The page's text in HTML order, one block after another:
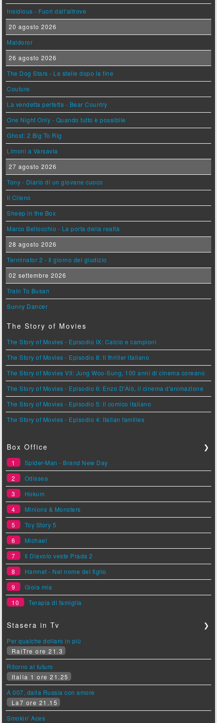
Insidious - Fuori dall'altrove
20 agosto 2026
Maldoror
26 agosto 2026
The Dog Stars - Le stelle dopo la fine
Couture
La vendetta perfetta - Bear Country
One Night Only - Quando tutto è possibile
Ghost: 2 Big To Rig
Limoni a Varsavia
27 agosto 2026
Tony - Diario di un giovane cuoco
Il Cileno
Sheep in the Box
Marco Bellocchio - La porta della realtà
28 agosto 2026
Terminator 2 - Il giorno del giudizio
02 settembre 2026
Train To Busan
Sunny Dancer
The Story of Movies
The Story of Movies - Episodio IX: Calcio e campioni
The Story of Movies - Episodio 8: Il thriller italiano
The Story of Movies VII: Jung Woo-Sung, 100 anni di cinema coreano
The Story of Movies - Episodio 6: Enzo D'Alò, il cinema d'animazione
The Story of Movies - Episodio 5: Il comico italiano
The Story of Movies - Episodio 4: Italian families
Box Office ❯
1
Spider-Man - Brand New Day
2
Odissea
3
Hokum
4
Minions & Monsters
5
Toy Story 5
6
Michael
7
Il Diavolo veste Prada 2
8
Hamnet - Nel nome del figlio
9
Gioia mia
10
Terapia di famiglia
Stasera in Tv ❯
Per qualche dollaro in più
RaiTre ore 21.3
Ritorno al futuro
Italia 1 ore 21.25
A 007, dalla Russia con amore
La7 ore 21.15
Smokin' Aces